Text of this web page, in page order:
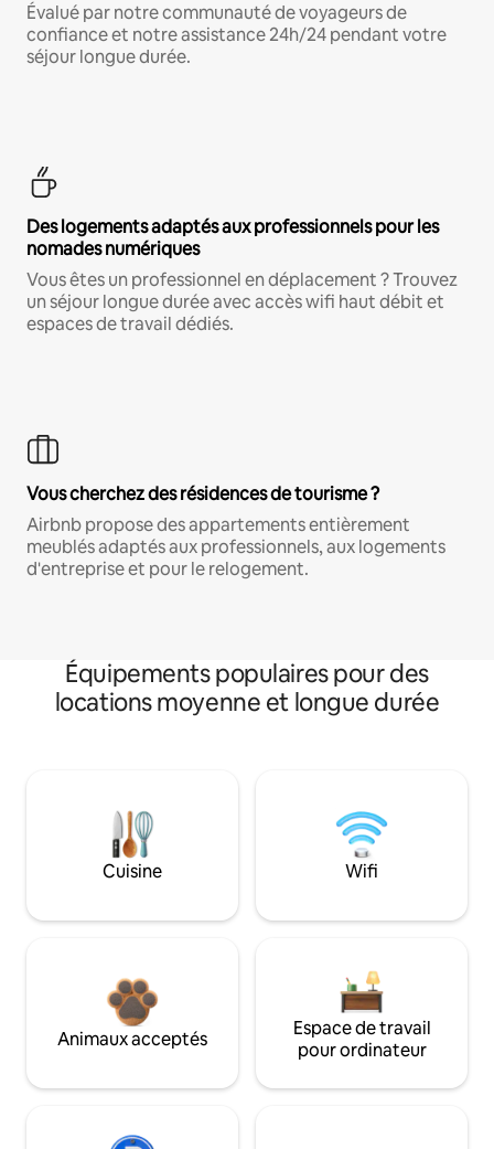
Évalué par notre communauté de voyageurs de
confiance et notre assistance 24h/24 pendant votre
séjour longue durée.
Des logements adaptés aux professionnels pour les
nomades numériques
Vous êtes un professionnel en déplacement ? Trouvez
un séjour longue durée avec accès wifi haut débit et
espaces de travail dédiés.
Vous cherchez des résidences de tourisme ?
Airbnb propose des appartements entièrement
meublés adaptés aux professionnels, aux logements
d'entreprise et pour le relogement.
Équipements populaires pour des
locations moyenne et longue durée
Cuisine Wifi
Animaux acceptés
Espace de travail
pour ordinateur